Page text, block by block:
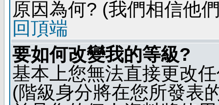
原因為何? (我們相信他
回頂端
要如何改變我的等級?
基本上您無法直接更改
(階級身分將在您所發表